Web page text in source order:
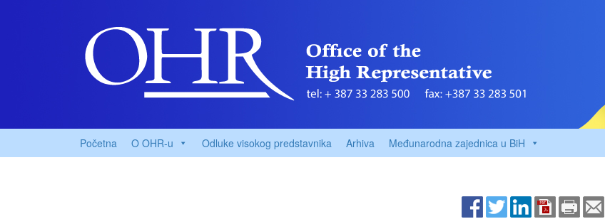
Početna O OHR-u Odluke visokog predstavnika Arhiva Međunarodna zajednica u BiH